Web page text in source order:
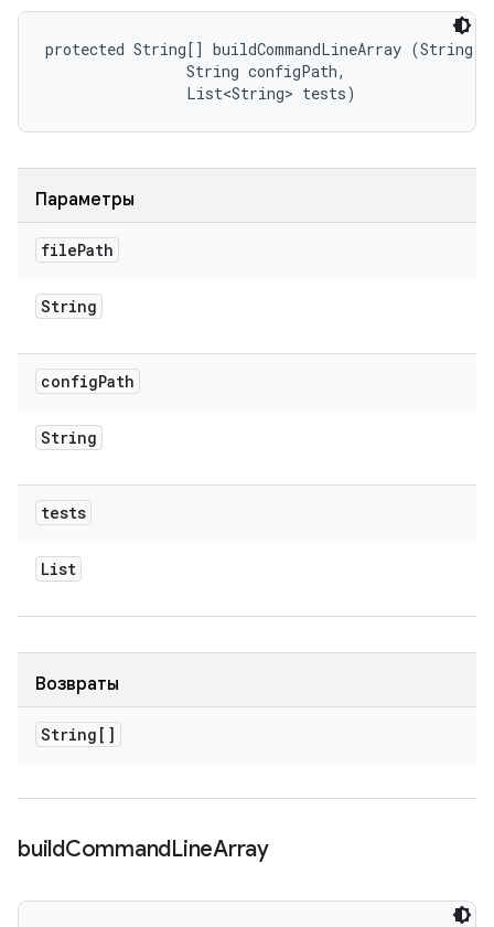
protected String[] buildCommandLineArray
                String configPath,
                List<String> tests)
Параметры
filePath
String
configPath
String
tests
List
Возвраты
String[]
buildCommandLineArray